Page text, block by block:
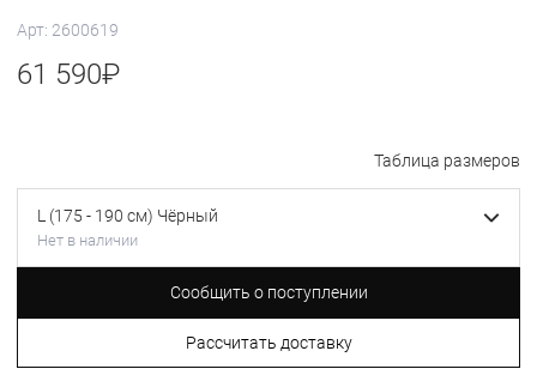
Арт: 2600619
61 590₽
Таблица размеров
L (175 - 190 см) Чёрный
Нет в наличии
Сообщить о поступлении
Рассчитать доставку